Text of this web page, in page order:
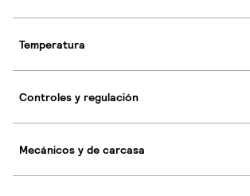
Temperatura
Controles y regulación
Mecánicos y de carcasa